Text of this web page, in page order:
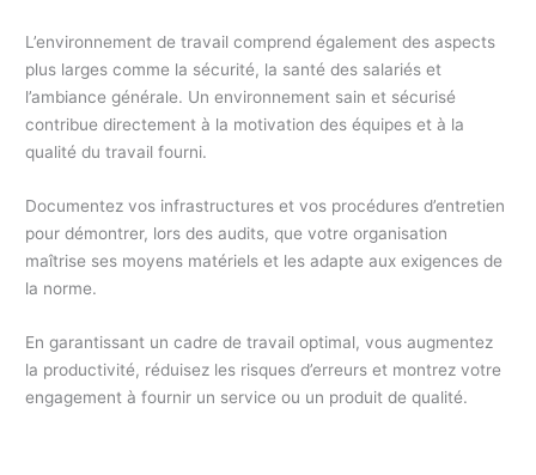
L’environnement de travail comprend également des aspects
plus larges comme la sécurité, la santé des salariés et
l’ambiance générale. Un environnement sain et sécurisé
contribue directement à la motivation des équipes et à la
qualité du travail fourni.
Documentez vos infrastructures et vos procédures d’entretien
pour démontrer, lors des audits, que votre organisation
maîtrise ses moyens matériels et les adapte aux exigences de
la norme.
En garantissant un cadre de travail optimal, vous augmentez
la productivité, réduisez les risques d’erreurs et montrez votre
engagement à fournir un service ou un produit de qualité.